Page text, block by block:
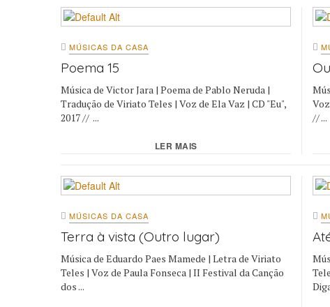
MÚSICAS DA CASA
Poema 15
Música de Victor Jara | Poema de Pablo Neruda |
Tradução de Viriato Teles | Voz de Ela Vaz | CD "Eu",
2017 // ...
LER MAIS
// ...
MÚSICAS DA CASA
Terra à vista (Outro lugar)
Música de Eduardo Paes Mamede | Letra de Viriato
Teles | Voz de Paula Fonseca | II Festival da Canção
dos ...